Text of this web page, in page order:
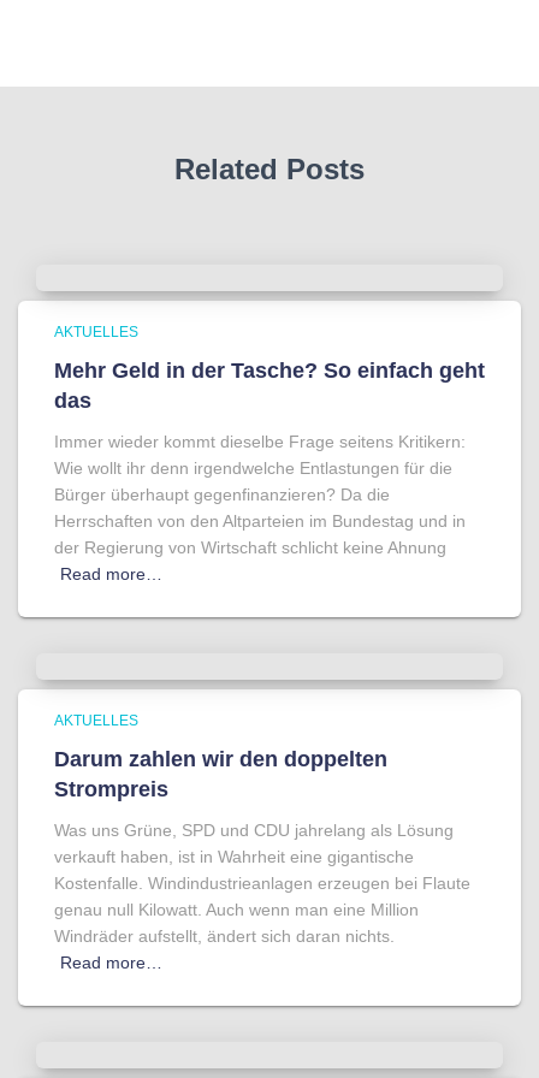
Related Posts
AKTUELLES
Mehr Geld in der Tasche? So einfach geht
das
Immer wieder kommt dieselbe Frage seitens Kritikern:
Wie wollt ihr denn irgendwelche Entlastungen für die
Bürger überhaupt gegenfinanzieren? Da die
Herrschaften von den Altparteien im Bundestag und in
der Regierung von Wirtschaft schlicht keine Ahnung
Read more…
AKTUELLES
Darum zahlen wir den doppelten
Strompreis
Was uns Grüne, SPD und CDU jahrelang als Lösung
verkauft haben, ist in Wahrheit eine gigantische
Kostenfalle. Windindustrieanlagen erzeugen bei Flaute
genau null Kilowatt. Auch wenn man eine Million
Windräder aufstellt, ändert sich daran nichts.
Read more…